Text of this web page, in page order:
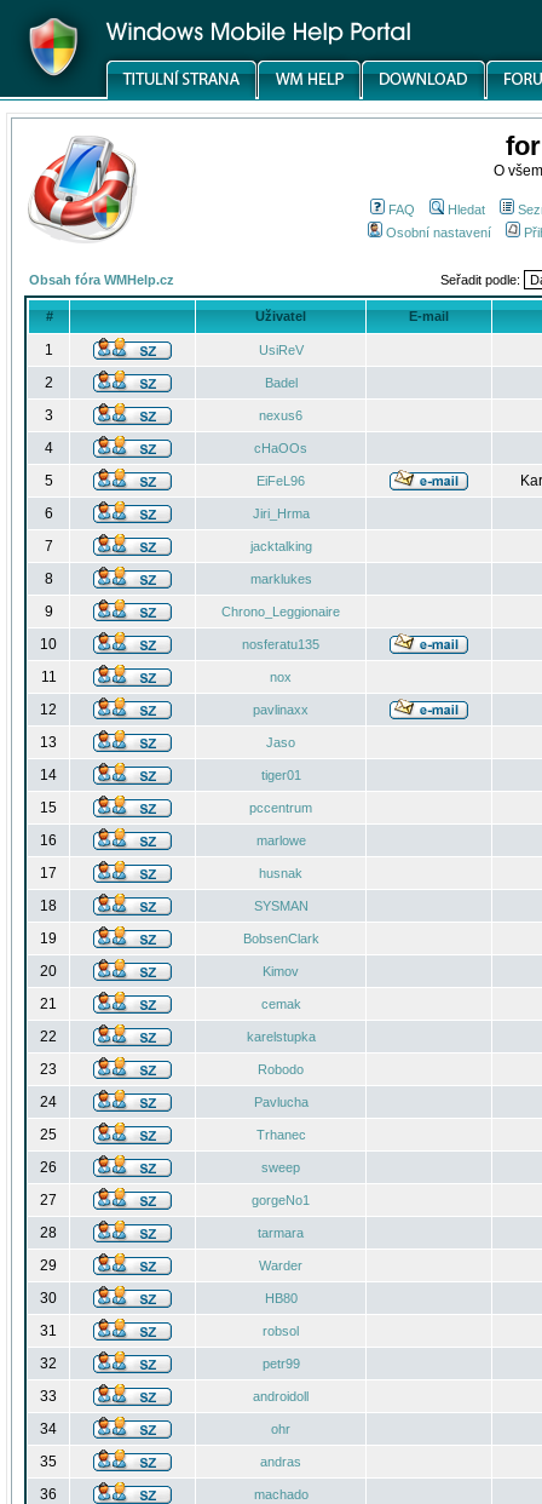
O
FAQ Hledat
Osobní nastavení
Obsah fóra WMHelp.cz Seřadit podle:
# Uživatel E-mail
1 UsiReV
2 Badel
3 nexus6
4 cHaOOs
5 EiFeL96
6
Jiri_Hrma
7 jacktalking
8 marklukes
9 Chrono_Leggionaire
10 nosferatu135
11 nox
12 pavlinaxx
13 Jaso
14 tiger01
15 pccentrum
16 marlowe
17 husnak
18 SYSMAN
19 BobsenClark
20 Kimov
21 cemak
22 karelstupka
23 Robodo
24 Pavlucha
25 Trhanec
26 sweep
27 gorgeNo1
28 tarmara
29 Warder
30 HB80
31 robsol
32 petr99
33 androidoll
34 ohr
35 andras
36 machado